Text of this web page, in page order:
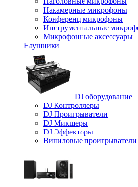
Накамерные микрофоны
Конференц микрофоны
Инструментальные
Микрофонные аксессуары
Наушники
DJ оборудование
DJ Контроллеры
DJ Проигрыватели
DJ Микшеры
DJ Эффекторы
Виниловые проигрыватели